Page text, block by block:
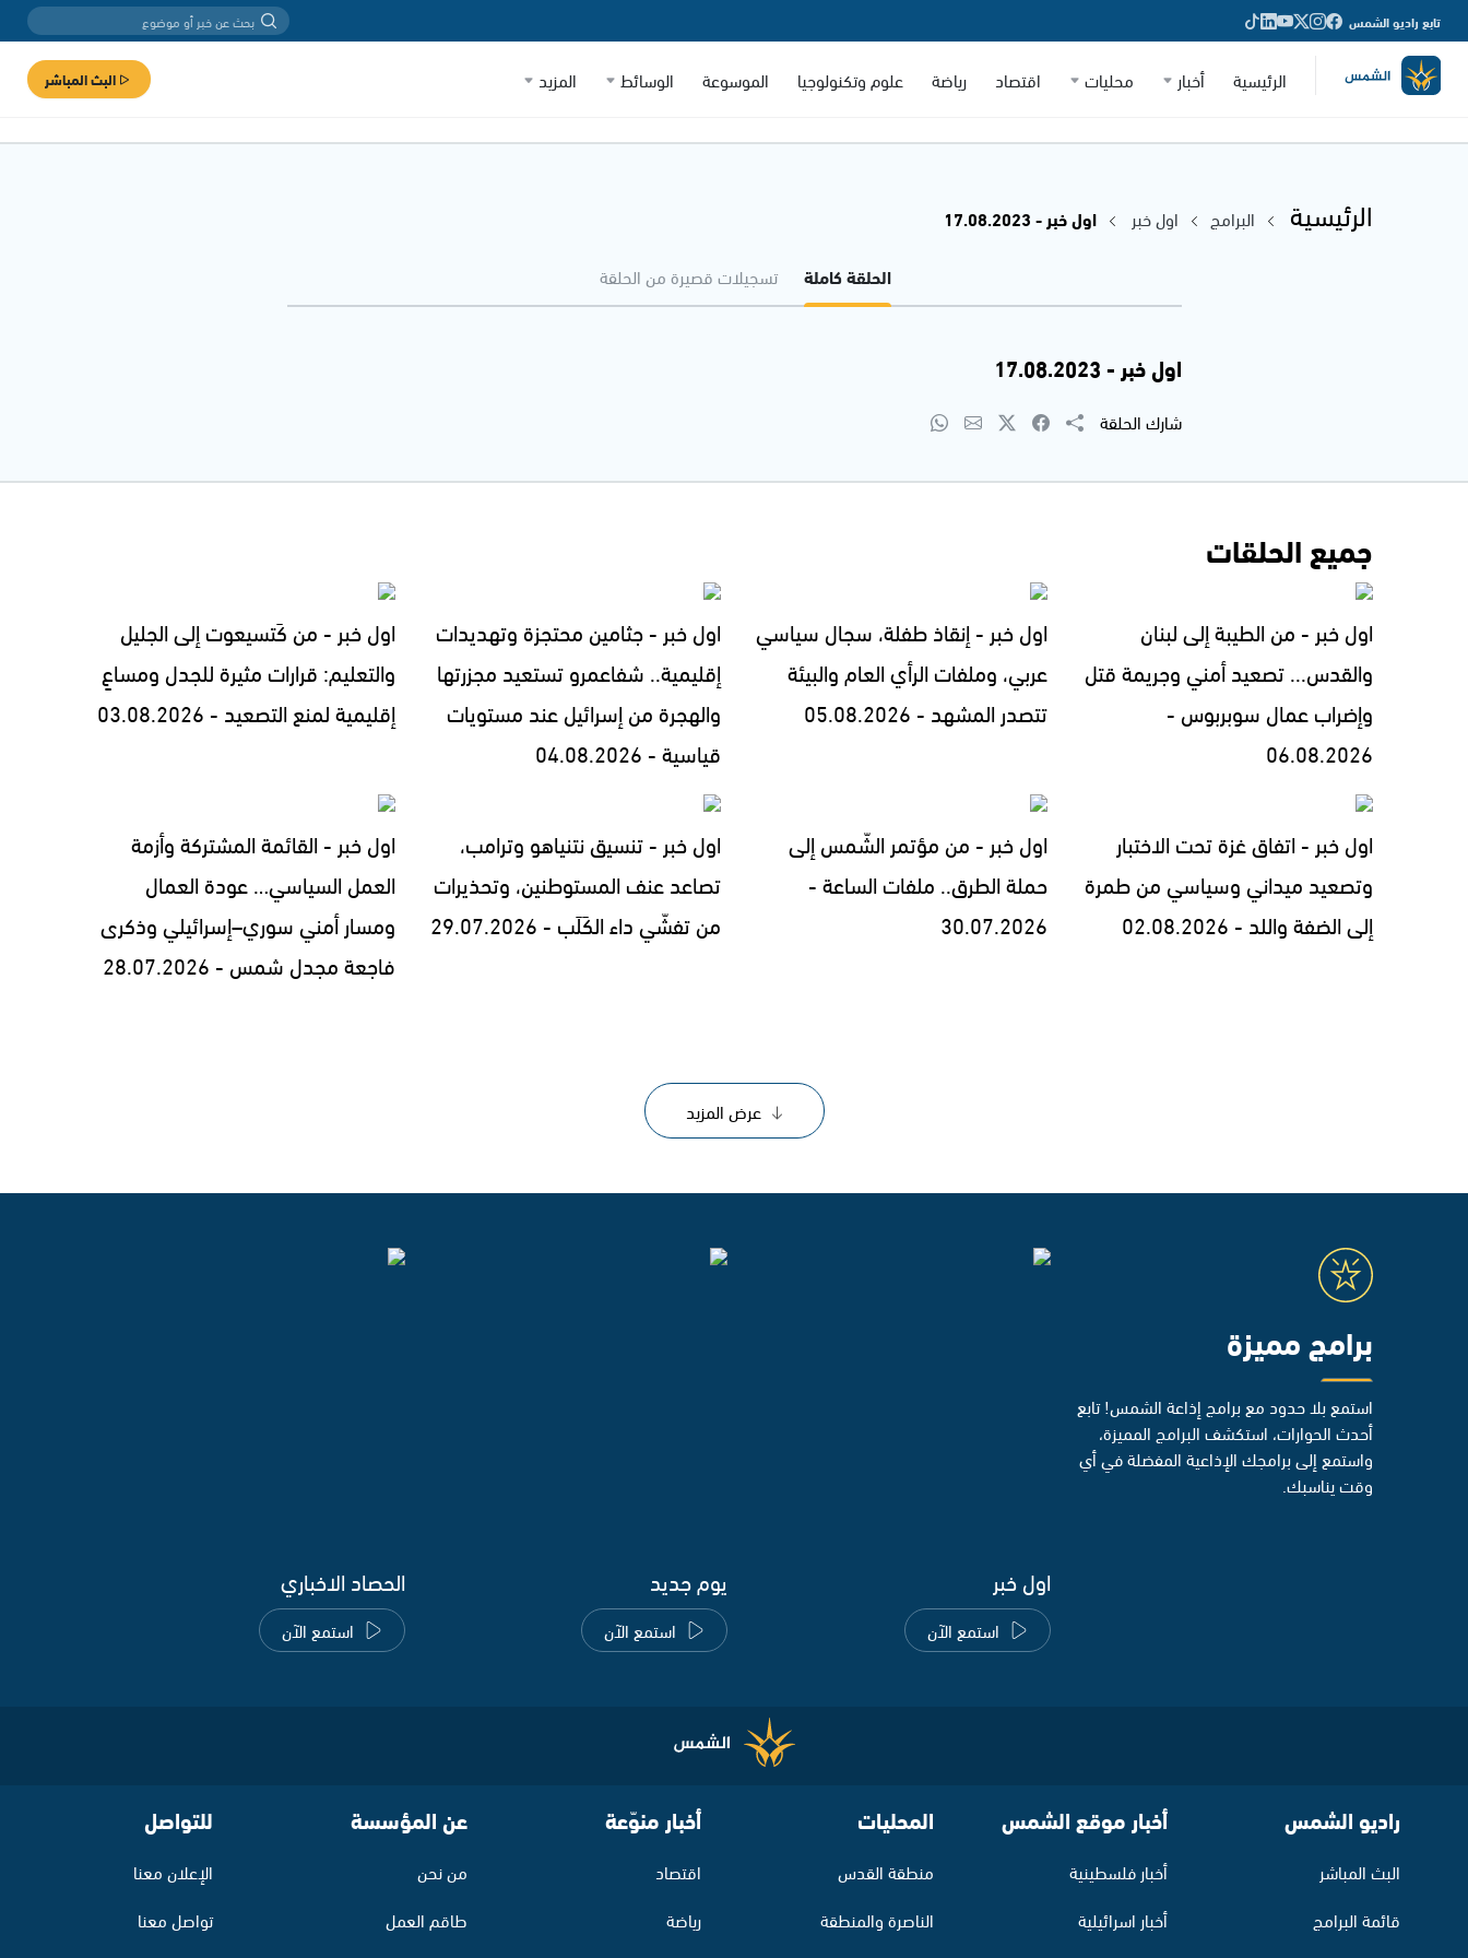
تابع راديو الشمس
الرئيسية أخبار محليات اقتصاد رياضة علوم وتكنولوجيا الموسوعة الوسائط المزيد البث المباشر
الرئيسية البرامج اول خبر
اول خبر - 17.08.2023
الحلقة كاملة
تسجيلات قصيرة من الحلقة
اول خبر - 17.08.2023
شارك الحلقة
جميع الحلقات
اول خبر - من الطيبة إلى لبنان
والقدس... تصعيد أمني وجريمة قتل
وإضراب عمال سوبربوس -
06.08.2026
اول خبر - إنقاذ طفلة، سجال سياسي
عربي، وملفات الرأي العام والبيئة
تتصدر المشهد - 05.08.2026
اول خبر - جثامين محتجزة وتهديدات
إقليمية.. شفاعمرو تستعيد مجزرتها
والهجرة من إسرائيل عند مستويات
قياسية - 04.08.2026
اول خبر - من كَتسيعوت إلى الجليل
والتعليم: قرارات مثيرة للجدل ومساعٍ
إقليمية لمنع التصعيد - 03.08.2026
اول خبر - اتفاق غزة تحت الاختبار
وتصعيد ميداني وسياسي من طمرة
إلى الضفة واللد - 02.08.2026
اول خبر - من مؤتمر الشّمس إلى
حملة الطرق.. ملفات الساعة -
30.07.2026
اول خبر - تنسيق نتنياهو وترامب،
تصاعد عنف المستوطنين، وتحذيرات
من تفشّي داء الكَلَب - 29.07.2026
اول خبر - القائمة المشتركة وأزمة
العمل السياسي… عودة العمال
ومسار أمني سوري–إسرائيلي وذكرى
فاجعة مجدل شمس - 28.07.2026
عرض المزيد
برامج مميزة
استمع بلا حدود مع برامج إذاعة الشمس! تابع
أحدث الحوارات، استكشف البرامج المميزة،
واستمع إلى برامجك الإذاعية المفضلة في أي
وقت يناسبك.
اول خبر
استمع الآن
يوم جديد
استمع الآن
الحصاد الاخباري
استمع الآن
راديو الشمس
البث المباشر
قائمة البرامج
أخبار موقع الشمس
أخبار فلسطينية
أخبار اسرائيلية
المحليات
منطقة القدس
الناصرة والمنطقة
أخبار منوّعة
اقتصاد
رياضة
عن المؤسسة
من نحن
طاقم العمل
للتواصل
الإعلان معنا
تواصل معنا